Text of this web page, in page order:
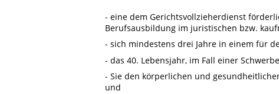
- eine dem Gerichtsvollzieherdienst
Berufsausbildung im juristischen bzw.
- sich mindestens drei Jahre in einem für
- das 40. Lebensjahr, im Fall einer
- Sie den körperlichen und
und